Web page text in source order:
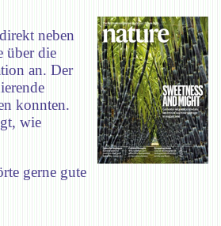
neben
über die
an. Der
konnten.
wie
gerne gute